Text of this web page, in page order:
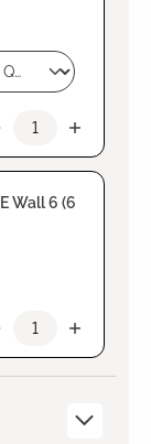
Wall 6 (6